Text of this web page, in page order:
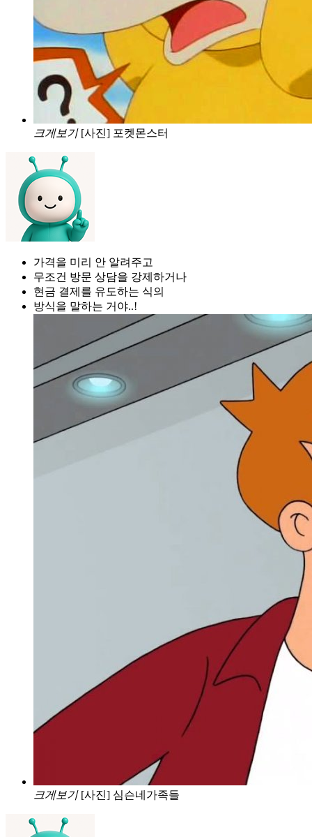
크게보기 [사진] 포켓몬스터
가격을 미리 안 알려주고
무조건 방문 상담을 강제하거나
현금 결제를 유도하는 식의
방식을 말하는 거야..!
크게보기 [사진] 심슨네가족들